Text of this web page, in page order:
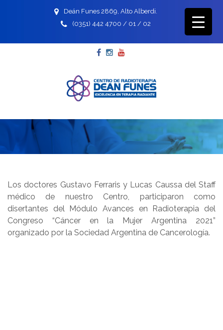
Deán Funes 2869, Alto Alberdi.
(0351) 442 4700 / 01 / 02
Facebook
Instagram
Los doctores Gustavo Ferraris y Lucas Caussa del Staff
médico de nuestro Centro, participaron como
disertantes del Módulo Avances en Radioterapia del
Congreso “Cáncer en la Mujer Argentina 2021”
organizado por la Sociedad Argentina de Cancerología.